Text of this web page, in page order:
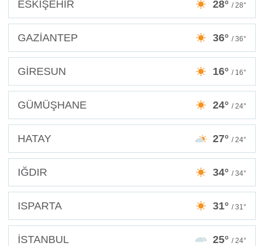
ESKİŞEHİR 28° / 28°
GAZİANTEP 36° / 36°
GİRESUN 16° / 16°
GÜMÜŞHANE 24° / 24°
HATAY 27° / 24°
IĞDIR 34° / 34°
ISPARTA 31° / 31°
İSTANBUL 25° / 24°